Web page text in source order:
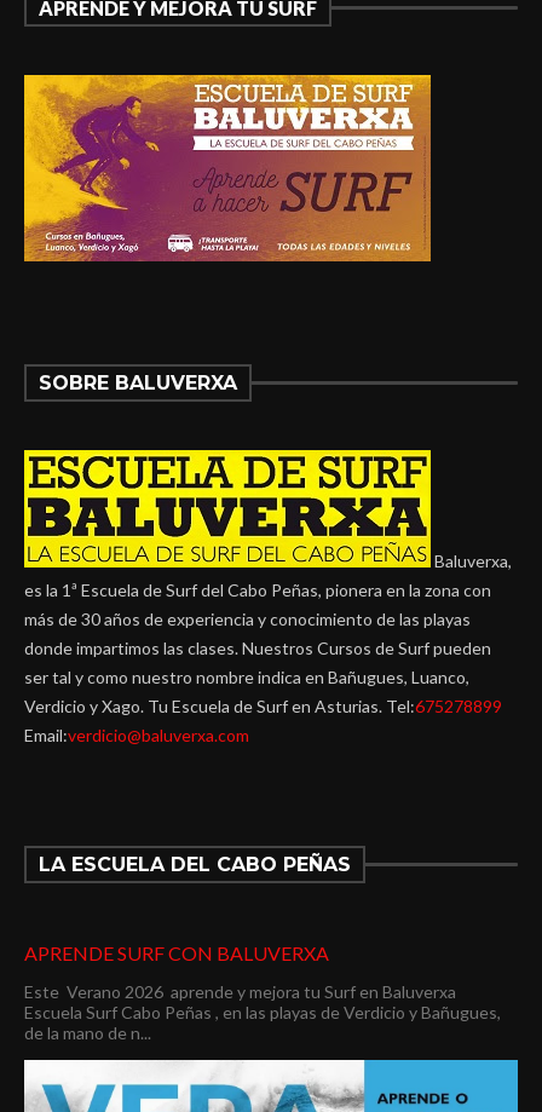
APRENDE Y MEJORA TU SURF
SOBRE BALUVERXA
Baluverxa,
es la 1ª Escuela de Surf del Cabo Peñas, pionera en la zona con
más de 30 años de experiencia y conocimiento de las playas
donde impartimos las clases. Nuestros Cursos de Surf pueden
ser tal y como nuestro nombre indica en Bañugues, Luanco,
Verdicio y Xago. Tu Escuela de Surf en Asturias. Tel:675278899
Email:verdicio@baluverxa.com
LA ESCUELA DEL CABO PEÑAS
APRENDE SURF CON BALUVERXA
Este Verano 2026 aprende y mejora tu Surf en Baluverxa
Escuela Surf Cabo Peñas , en las playas de Verdicio y Bañugues,
de la mano de n...